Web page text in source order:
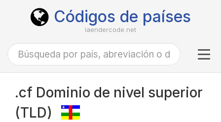
Códigos de países
laendercode.net
.cf Dominio de nivel superior
(TLD)